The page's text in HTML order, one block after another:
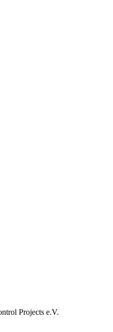
Projects e.V.